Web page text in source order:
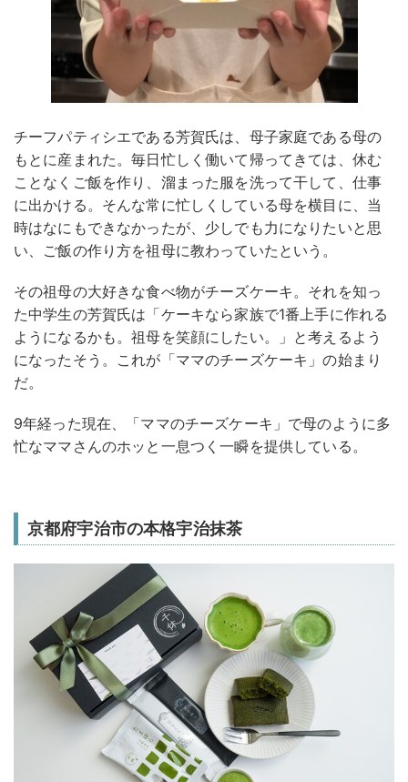
チーフパティシエである芳賀氏は、母子家庭である母の
もとに産まれた。毎日忙しく働いて帰ってきては、休む
ことなくご飯を作り、溜まった服を洗って干して、仕事
に出かける。そんな常に忙しくしている母を横目に、当
時はなにもできなかったが、少しでも力になりたいと思
い、ご飯の作り方を祖母に教わっていたという。
その祖母の大好きな食べ物がチーズケーキ。それを知っ
た中学生の芳賀氏は「ケーキなら家族で1番上手に作れる
ようになるかも。祖母を笑顔にしたい。」と考えるよう
になったそう。これが「ママのチーズケーキ」の始まり
だ。
9年経った現在、「ママのチーズケーキ」で母のように多
忙なママさんのホッと一息つく一瞬を提供している。
京都府宇治市の本格宇治抹茶